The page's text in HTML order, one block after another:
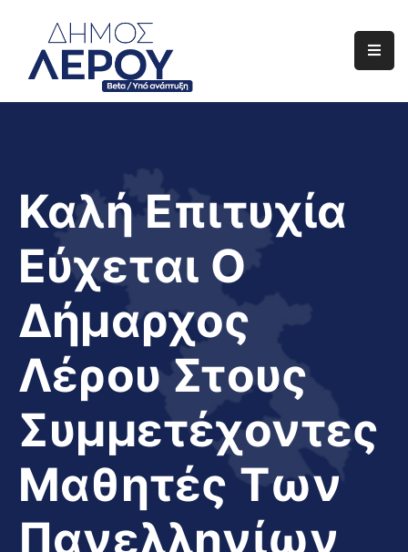
Αρχική
Διαφάνεια
Το
Νησί
Μας
Καλή Επιτυχία
Εύχεται Ο
Δήμαρχος
Λέρου Στους
Συμμετέχοντες
Μαθητές Των
Πανελληνίων